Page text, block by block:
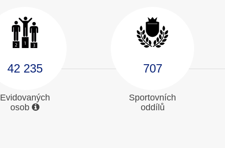
42 235
Evidovaných
osob
707
Sportovních
oddílů